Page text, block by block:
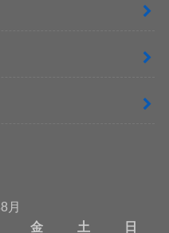
月
金 土 日